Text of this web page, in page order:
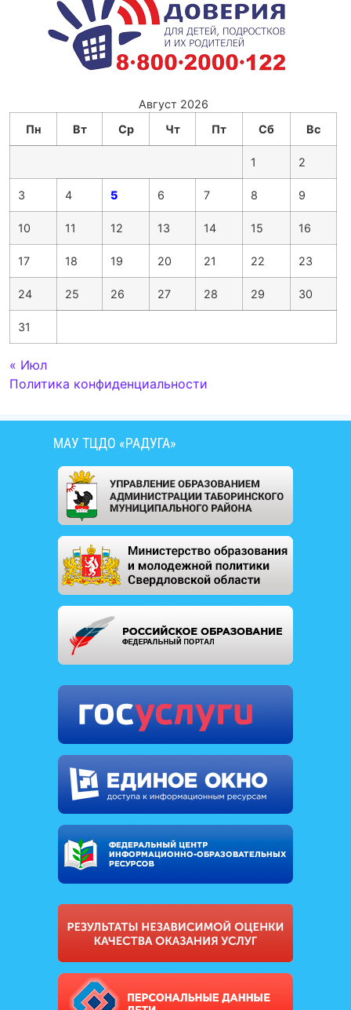
Август 2026
Пн
Вт Ср Чт Пт Сб Вс
1 2
3 4 5 6 7 8 9
10 11 12 13 14 15 16
17 18 19 20 21 22 23
24 25 26 27 28 29 30
31
« Июл
Политика конфиденциальности
МАУ ТЦДО «РАДУГА»